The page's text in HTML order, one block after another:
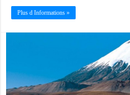
Plus d Informations »